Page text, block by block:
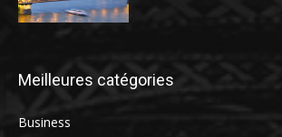
Meilleures catégories
Business